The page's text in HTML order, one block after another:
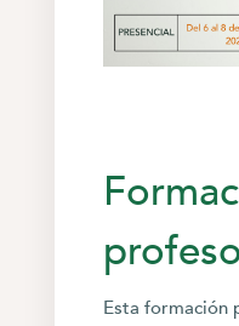
Esta formación